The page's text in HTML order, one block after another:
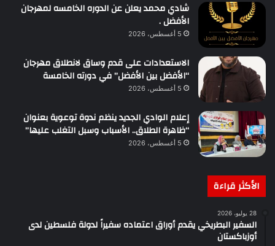
شادي محمد يعلن عن الدوره الخامسه لمهرجان
الأفضل .
5 أغسطس، 2026
الاستعدادات على قدم وساق لانطلاق مهرجان
“الأفضل بين الأفضل” في دورته الخامسة
5 أغسطس، 2026
إعلام الوادي الجديد ينظم ندوة توعوية بعنوان
“ظاهرة الطلاق.. الأسباب وسبل التغلب عليها”
5 أغسطس، 2026
الأكثر قراءة
28 يوليو، 2026
السفير البطريخي يقدم أوراق اعتماده سفيراً لدولة فلسطين لدى
أوزباكستان